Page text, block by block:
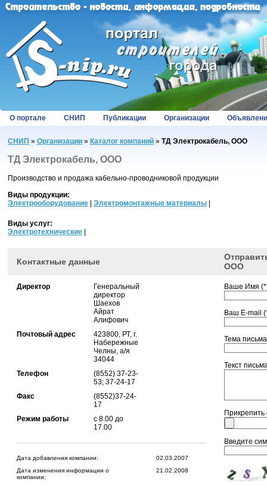
О портале СНИП Публикации Организации
СНИП » Организации » Каталог компаний » ТД Электрокабель, ООО
ТД Электрокабель, ООО
Производство и продажа кабельно-проводниковой продукции
Виды продукции:
Электрооборудование
Электромонтажные материалы
Виды услуг:
Электротехнические
Контактные данные
ООО
Директор
Генеральный
директор
Шаехов
Айрат
Алифович
Почтовый адрес
423800, РТ, г.
Набережные
Челны, а/я
34044
Телефон
(8552) 37-23-
53; 37-24-17
Факс
(8552)37-24-
17
Режим работы
с 8.00 до
17.00
Дата добавления компании:
02.03.2007
Дата изменения информации о
компании:
21.02.2008
Ваше Имя
Ваш E-mail
Тема
Текст
Введите